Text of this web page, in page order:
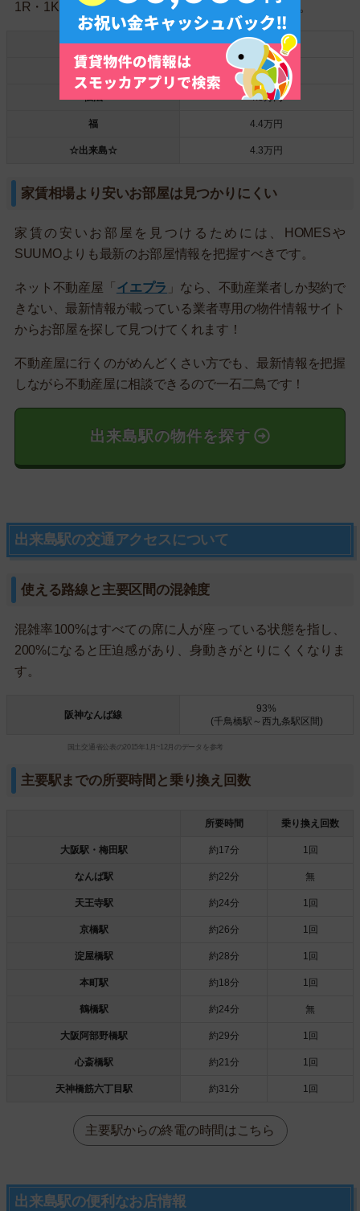
1R・1K・1DKの間取りの平均家賃相場の比較です。
大物 5.3万円
尼崎 5.2万円
伝法 4.8万円
福 4.4万円
☆出来島☆ 4.3万円
家賃相場より安いお部屋は見つかりにくい
家賃の安いお部屋を見つけるためには、HOMESや
SUUMOよりも最新のお部屋情報を把握すべきです。
ネット不動産屋「 イエプラ 」なら、不動産業者しか契約で
きない、最新情報が載っている業者専用の物件情報サイト
からお部屋を探して見つけてくれます！
不動産屋に行くのがめんどくさい方でも、最新情報を把握
しながら不動産屋に相談できるので一石二鳥です！
出来島駅の物件を探す
出来島駅の交通アクセスについて
使える路線と主要区間の混雑度
混雑率100%はすべての席に人が座っている状態を指し、
200%になると圧迫感があり、身動きがとりにくくなりま
す。
阪神なんば線
93%
(千鳥橋駅～西九条駅区間)
国土交通省公表の2015年1月~12月のデータを参考
主要駅までの所要時間と乗り換え回数
所要時間 乗り換え回数
大阪駅・梅田駅 約17分 1回
なんば駅 約22分 無
天王寺駅 約24分 1回
京橋駅 約26分 1回
淀屋橋駅 約28分 1回
本町駅 約18分 1回
鶴橋駅 約24分 無
大阪阿部野橋駅 約29分 1回
心斎橋駅 約21分 1回
天神橋筋六丁目駅 約31分 1回
主要駅からの終電の時間はこちら
出来島駅の便利なお店情報